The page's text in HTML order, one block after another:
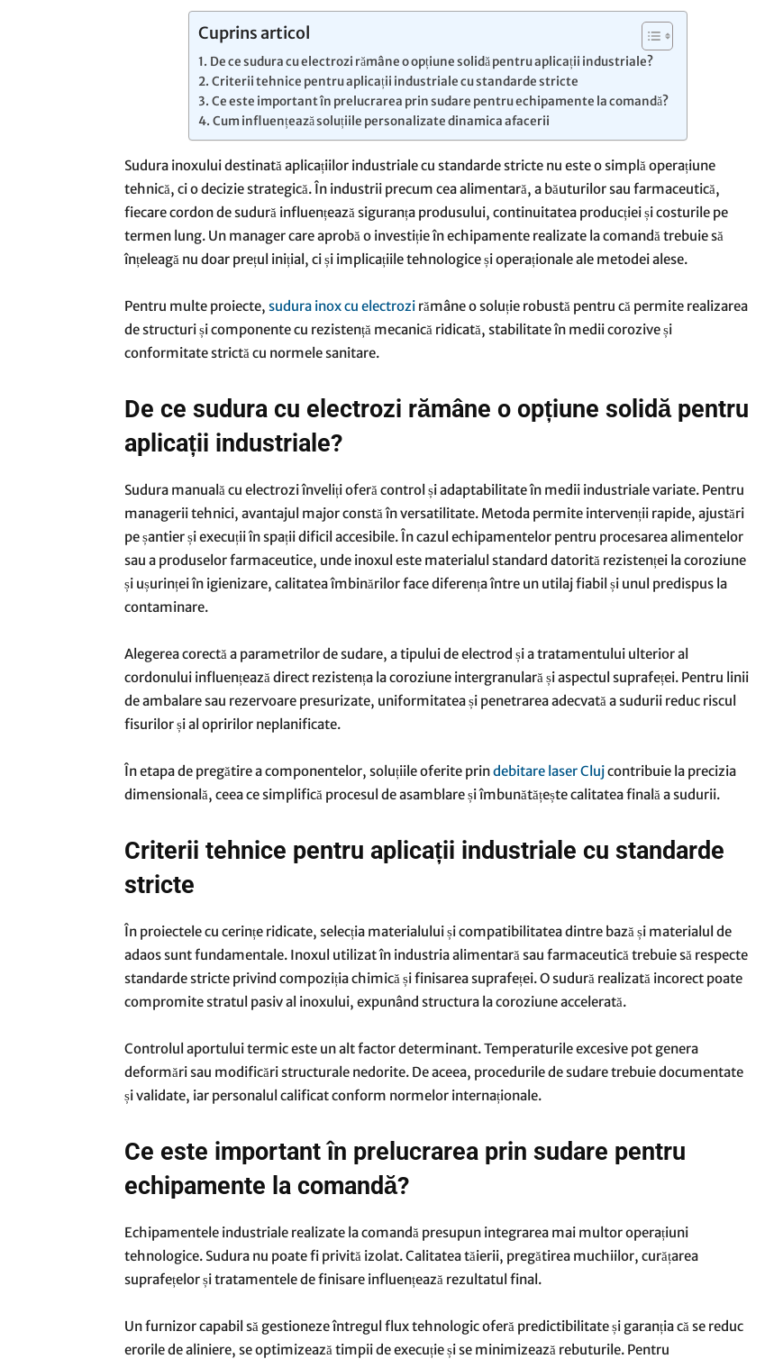
presa
Cuprins articol
De ce sudura cu electrozi rămâne o opțiune solidă pentru aplicații industriale?
Criterii tehnice pentru aplicații industriale cu standarde stricte
Ce este important în prelucrarea prin sudare pentru echipamente la comandă?
Cum influențează soluțiile personalizate dinamica afacerii
Sudura inoxului destinată aplicațiilor industriale cu standarde stricte nu este o simplă operațiune
tehnică, ci o decizie strategică. În industrii precum cea alimentară, a băuturilor sau farmaceutică,
fiecare cordon de sudură influențează siguranța produsului, continuitatea producției și costurile pe
termen lung. Un manager care aprobă o investiție în echipamente realizate la comandă trebuie să
înțeleagă nu doar prețul inițial, ci și implicațiile tehnologice și operaționale ale metodei alese.
Pentru multe proiecte, sudura inox cu electrozi rămâne o soluție robustă pentru că permite realizarea
de structuri și componente cu rezistență mecanică ridicată, stabilitate în medii corozive și
conformitate strictă cu normele sanitare.
De ce sudura cu electrozi rămâne o opțiune solidă pentru
aplicații industriale?
Sudura manuală cu electrozi înveliți oferă control și adaptabilitate în medii industriale variate. Pentru
managerii tehnici, avantajul major constă în versatilitate. Metoda permite intervenții rapide, ajustări
pe șantier și execuții în spații dificil accesibile. În cazul echipamentelor pentru procesarea alimentelor
sau a produselor farmaceutice, unde inoxul este materialul standard datorită rezistenței la coroziune
și ușurinței în igienizare, calitatea îmbinărilor face diferența între un utilaj fiabil și unul predispus la
contaminare.
Alegerea corectă a parametrilor de sudare, a tipului de electrod și a tratamentului ulterior al
cordonului influențează direct rezistența la coroziune intergranulară și aspectul suprafeței. Pentru linii
de ambalare sau rezervoare presurizate, uniformitatea și penetrarea adecvată a sudurii reduc riscul
fisurilor și al opririlor neplanificate.
În etapa de pregătire a componentelor, soluțiile oferite prindebitare laser Clujcontribuie la precizia
dimensională, ceea ce simplifică procesul de asamblare și îmbunătățește calitatea finală a sudurii.
Criterii tehnice pentru aplicații industriale cu standarde
stricte
În proiectele cu cerințe ridicate, selecția materialului și compatibilitatea dintre bază și materialul de
adaos sunt fundamentale. Inoxul utilizat în industria alimentară sau farmaceutică trebuie să respecte
standarde stricte privind compoziția chimică și finisarea suprafeței. O sudură realizată incorect poate
compromite stratul pasiv al inoxului, expunând structura la coroziune accelerată.
Controlul aportului termic este un alt factor determinant. Temperaturile excesive pot genera
deformări sau modificări structurale nedorite. De aceea, procedurile de sudare trebuie documentate
și validate, iar personalul calificat conform normelor internaționale.
Ce este important în prelucrarea prin sudare pentru
echipamente la comandă?
Echipamentele industriale realizate la comandă presupun integrarea mai multor operațiuni
tehnologice. Sudura nu poate fi privită izolat. Calitatea tăierii, pregătirea muchiilor, curățarea
suprafețelor și tratamentele de finisare influențează rezultatul final.
Un furnizor capabil să gestioneze întregul flux tehnologic oferă predictibilitate și garanția că se reduc
erorile de aliniere, se optimizează timpii de execuție și se minimizează rebuturile. Pentru